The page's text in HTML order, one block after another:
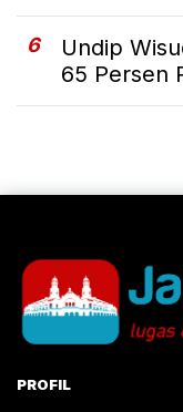
6
Undip
65 Persen
PROFIL